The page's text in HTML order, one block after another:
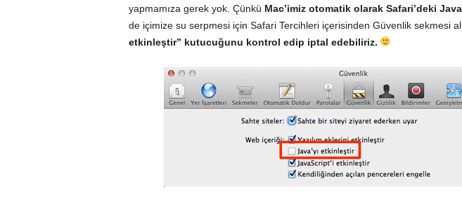
yapmamıza gerek yok. Çünkü Mac’imiz otomatik olarak Safari’deki
de içimize su serpmesi için Safari Tercihleri içerisinden Güvenlik sekmesi
etkinleştir” kutucuğunu kontrol edip iptal edebiliriz.